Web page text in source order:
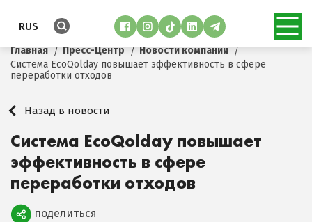
RUS
Главная Пресс-Центр
Новости компании
Система EcoQolday повышает эффективность в сфере
переработки отходов
Назад в новости
Система EcoQolday повышает
эффективность в сфере
переработки отходов
Поделиться
поделиться